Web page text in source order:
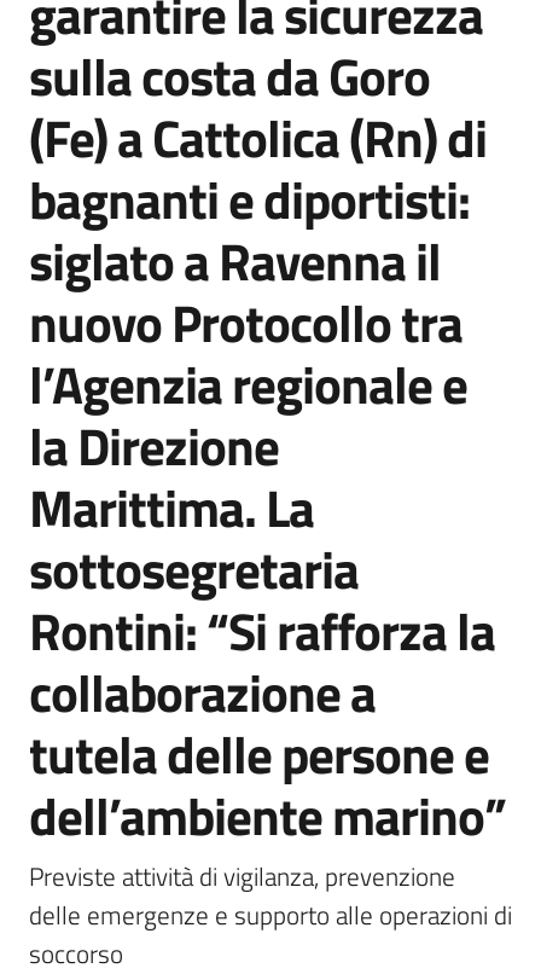
e
comunicazione
Seguici
su
sulla costa da Goro
(Fe) a Cattolica (Rn) di
bagnanti e diportisti:
siglato a Ravenna il
nuovo Protocollo tra
l’Agenzia regionale e
la Direzione
Marittima. La
sottosegretaria
Rontini: “Si rafforza la
collaborazione a
tutela delle persone e
dell’ambiente marino”
Previste attività di vigilanza, prevenzione
delle emergenze e supporto alle operazioni di
soccorso